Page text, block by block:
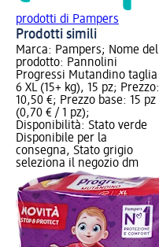
prodotti di Pampers
Prodotti simili
Marca: Pampers; Nome del
prodotto: Pannolini
Progressi Mutandino taglia
6 XL (15+ kg), 15 pz; Prezzo:
10,50 €; Prezzo base: 15 pz
(0,70 € / 1 pz);
Disponibilità: Stato verde
Disponibile per la
consegna, Stato grigio
seleziona il negozio dm